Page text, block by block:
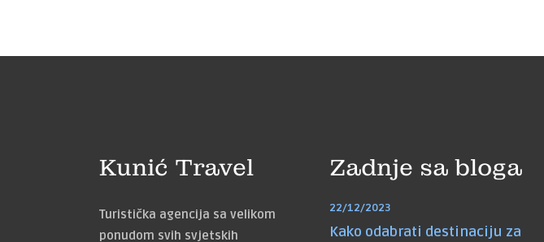
Kunić Travel
Turistička agencija sa velikom
ponudom svih svjetskih
Zadnje sa bloga
22/12/2023
Kako odabrati destinaciju za